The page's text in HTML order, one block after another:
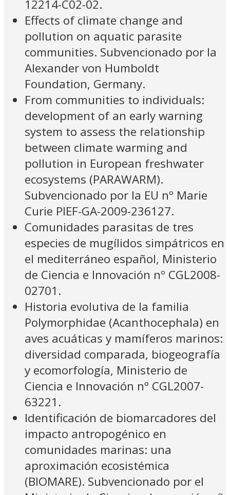
12214-C02-02.
Effects of climate change and
pollution on aquatic parasite
communities. Subvencionado por la
Alexander von Humboldt
Foundation, Germany.
From communities to individuals:
development of an early warning
system to assess the relationship
between climate warming and
pollution in European freshwater
ecosystems (PARAWARM).
Subvencionado por la EU nº Marie
Curie PIEF-GA-2009-236127.
Comunidades parasitas de tres
especies de mugílidos simpátricos en
el mediterráneo español, Ministerio
de Ciencia e Innovación nº CGL2008-
02701.
Historia evolutiva de la familia
Polymorphidae (Acanthocephala) en
aves acuáticas y mamíferos marinos:
diversidad comparada, biogeografía
y ecomorfología, Ministerio de
Ciencia e Innovación nº CGL2007-
63221.
Identificación de biomarcadores del
impacto antropogénico en
comunidades marinas: una
aproximación ecosistémica
(BIOMARE). Subvencionado por el